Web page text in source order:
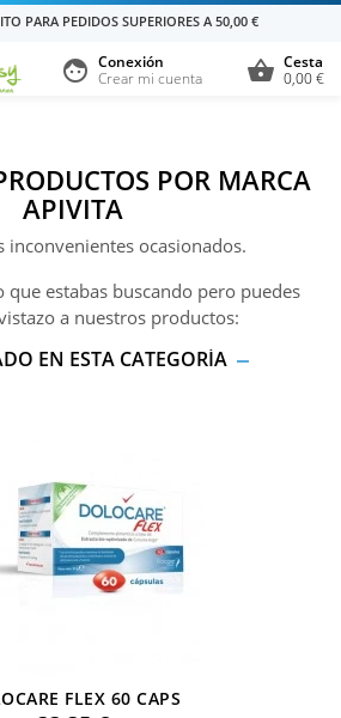
PARA PEDIDOS SUPERIORES A 50,00 €
shopping_basket Cesta
0,00 €
face Conexión
Crear mi cuenta
POR MARCA
APIVITA
inconvenientes ocasionados.
estabas buscando pero puedes
a nuestros productos:
EN ESTA CATEGORÍA
FLEX 60 CAPS